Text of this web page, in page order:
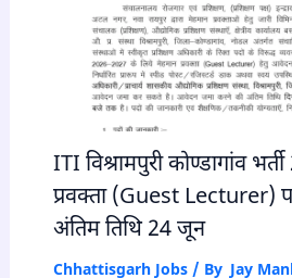
ITI विश्रामपुरी कोण्डागांव
प्रवक्ता (Guest Lecturer)
अंतिम तिथि 24 जून
Chhattisgarh Jobs/ By Jay